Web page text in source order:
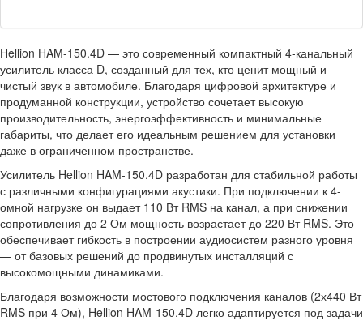
Hellion HAM-150.4D — это современный компактный 4-канальный
усилитель класса D, созданный для тех, кто ценит мощный и
чистый звук в автомобиле. Благодаря цифровой архитектуре и
продуманной конструкции, устройство сочетает высокую
производительность, энергоэффективность и минимальные
габариты, что делает его идеальным решением для установки
даже в ограниченном пространстве.
Усилитель Hellion HAM-150.4D разработан для стабильной работы
с различными конфигурациями акустики. При подключении к 4-
омной нагрузке он выдает 110 Вт RMS на канал, а при снижении
сопротивления до 2 Ом мощность возрастает до 220 Вт RMS. Это
обеспечивает гибкость в построении аудиосистем разного уровня
— от базовых решений до продвинутых инсталляций с
высокомощными динамиками.
Благодаря возможности мостового подключения каналов (2х440 Вт
RMS при 4 Ом), Hellion HAM-150.4D легко адаптируется под задачи